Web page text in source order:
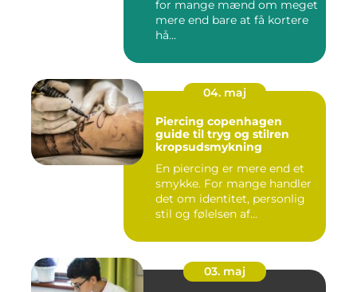
for mange mænd om meget
mere end bare at få kortere
hå...
04. maj
Piercing copenhagen
guide til tryg og stilren
kropsudsmykning
En piercing er mere end et
smykke. For mange handler
det om identitet, personlig
stil og følelsen af...
03. maj